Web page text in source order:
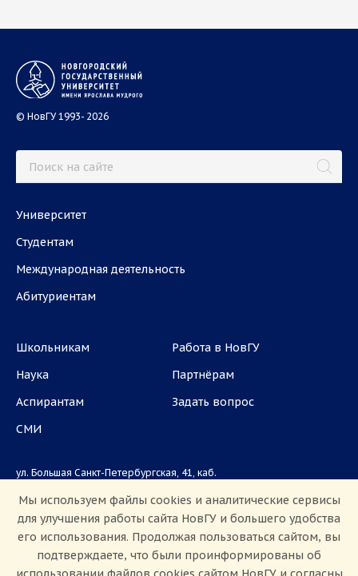
© НовГУ 1993- 2026
Университет
Студентам
Международная деятельность
Абитуриентам
Школьникам
Наука
Аспирантам
СМИ
Работа в НовГУ
Партнёрам
Задать вопрос
ул. Большая Санкт-Петербургская, 41, каб.
Приемная комиссия: +7(8162)33-20-44
Мы используем файлы cookies и аналитические сервисы
для улучшения работы сайта НовГУ и большего удобства
его использования. Продолжая пользоваться сайтом, вы
подтверждаете, что были проинформированы об